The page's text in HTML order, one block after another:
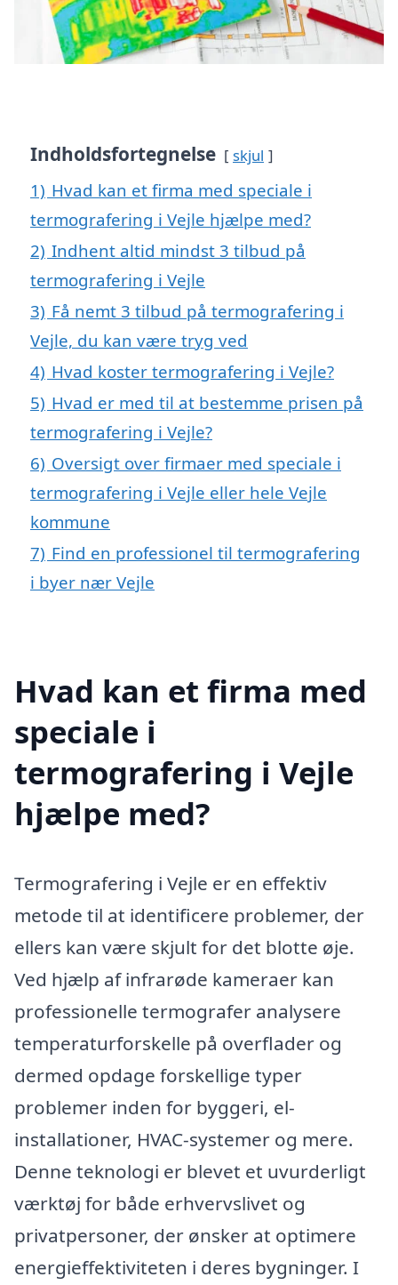
Indholdsfortegnelse skjul
1) Hvad kan et firma med speciale i
termografering i Vejle hjælpe med?
2) Indhent altid mindst 3 tilbud på
termografering i Vejle
3) Få nemt 3 tilbud på termografering i
Vejle, du kan være tryg ved
4) Hvad koster termografering i Vejle?
5) Hvad er med til at bestemme prisen på
termografering i Vejle?
6) Oversigt over firmaer med speciale i
termografering i Vejle eller hele Vejle
kommune
7) Find en professionel til termografering
i byer nær Vejle
Hvad kan et firma med
speciale i
termografering i Vejle
hjælpe med?
Termografering i Vejle er en effektiv
metode til at identificere problemer, der
ellers kan være skjult for det blotte øje.
Ved hjælp af infrarøde kameraer kan
professionelle termografer analysere
temperaturforskelle på overflader og
dermed opdage forskellige typer
problemer inden for byggeri, el-
installationer, HVAC-systemer og mere.
Denne teknologi er blevet et uvurderligt
værktøj for både erhvervslivet og
privatpersoner, der ønsker at optimere
energieffektiviteten i deres bygninger. I